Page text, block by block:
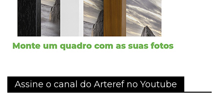
Assine o canal do Arteref no Youtube